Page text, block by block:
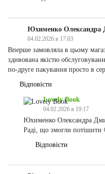
Юхименко Олександра
04.02.2026 в 17:03
Вперше замовляла в цьому
здивована якістю
по-друге пакування просто в
Відповісти
Lovely Book
04.02.2026 в 19:17
Юхименко Олександра
Раді, що змогли потішити
Відповісти